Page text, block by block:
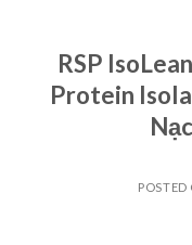
RSP
Protein
POSTED